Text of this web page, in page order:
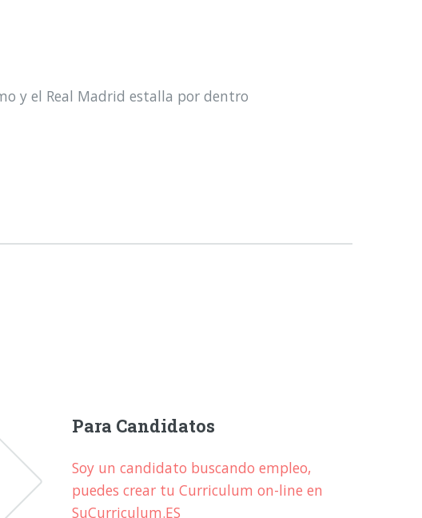
y el Real Madrid estalla por dentro
Para Candidatos
Soy un candidato buscando empleo,
puedes crear tu Curriculum on-line en
SuCurriculum.ES